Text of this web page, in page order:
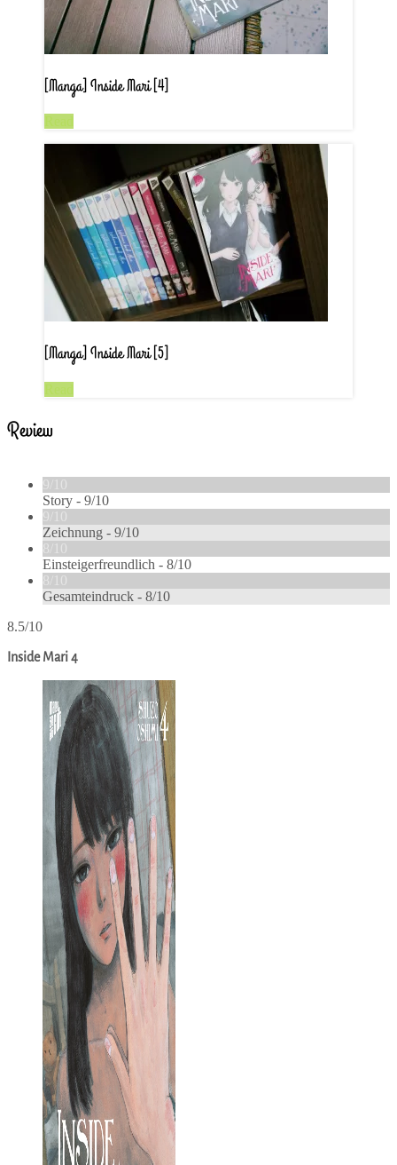
[Manga] Inside Mari [4]
[Manga] Inside Mari [5]
Review
9/10
Story - 9/10
9/10
Zeichnung - 9/10
8/10
Einsteigerfreundlich - 8/10
8/10
Gesamteindruck - 8/10
8.5/10
Inside Mari 4